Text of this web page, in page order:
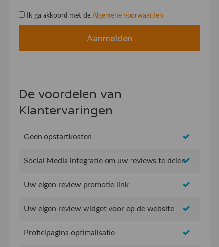
Ik ga akkoord met de Algemene voorwaarden
De voordelen van
Klantervaringen
Geen opstartkosten
Social Media integratie om uw reviews te delen
Uw eigen review promotie link
Uw eigen review widget voor op de website
Profielpagina optimalisatie